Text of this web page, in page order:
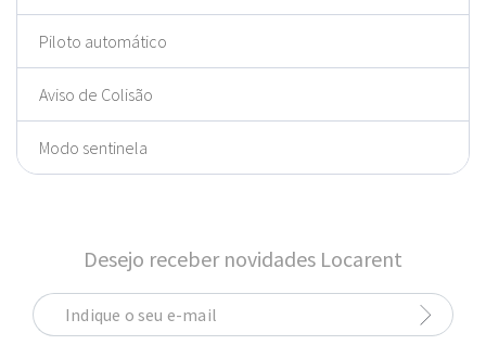
Piloto automático
Aviso de Colisão
Modo sentinela
Desejo receber novidades Locarent
Indique o seu e-mail